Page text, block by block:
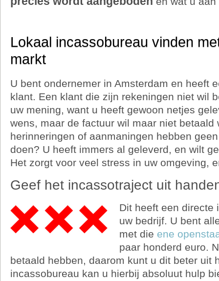
Lokaal incassobureau vinden
markt
U bent ondernemer in Amsterdam en heeft
klant. Een klant die zijn rekeningen niet wil
uw mening, want u heeft gewoon netjes
wens, maar de factuur wil maar niet betaald
herinneringen of aanmaningen hebben
doen? U heeft immers al geleverd, en wilt
Het zorgt voor veel stress in uw omgeving,
Geef het incassotraject uit
Dit heeft een directe
uw bedrijf. U bent
met die ene
paar honderd euro.
betaald hebben, daarom kunt u dit beter uit
incassobureau kan u hierbij absoluut hulp